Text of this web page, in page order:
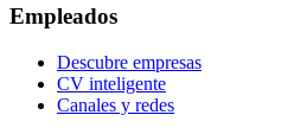
Empleados
Descubre empresas
CV inteligente
Canales y redes